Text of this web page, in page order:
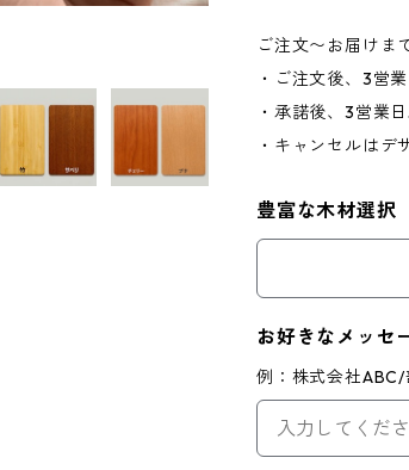
ご注文〜お届けま
・ご注文後、3営
・承諾後、3営業
・キャンセルはデ
豊富な木材選択
お好きなメッセ
例：株式会社ABC/